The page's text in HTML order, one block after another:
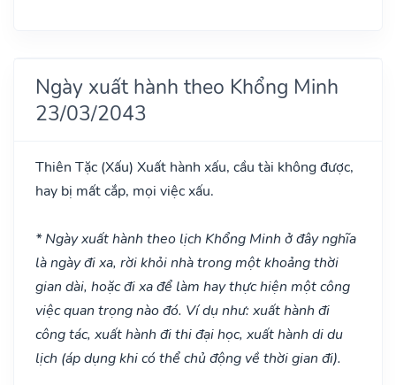
Ngày xuất hành theo Khổng Minh
23/03/2043
Thiên Tặc (Xấu) Xuất hành xấu, cầu tài không được,
hay bị mất cắp, mọi việc xấu.
* Ngày xuất hành theo lịch Khổng Minh ở đây nghĩa
là ngày đi xa, rời khỏi nhà trong một khoảng thời
gian dài, hoặc đi xa để làm hay thực hiện một công
việc quan trọng nào đó. Ví dụ như: xuất hành đi
công tác, xuất hành đi thi đại học, xuất hành di du
lịch (áp dụng khi có thể chủ động về thời gian đi).